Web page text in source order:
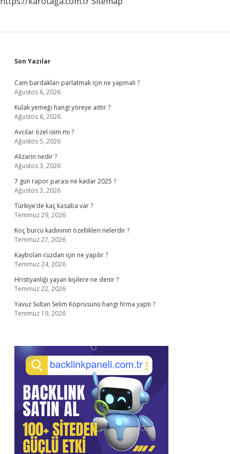
Sidebar
Son Yazılar
Cam bardakları parlatmak için ne yapmalı ?
Ağustos 6, 2026
Kulak yemeği hangi yöreye aittir ?
Ağustos 6, 2026
Avcılar özel isim mi ?
Ağustos 5, 2026
Alizarin nedir ?
Ağustos 3, 2026
7 gün rapor parası ne kadar 2025 ?
Ağustos 3, 2026
Türkiye’de kaç kasaba var ?
Temmuz 29, 2026
Koç burcu kadınının özellikleri nelerdir ?
Temmuz 27, 2026
Kaybolan cüzdan için ne yapılır ?
Temmuz 24, 2026
Hristiyanlığı yayan kişilere ne denir ?
Temmuz 22, 2026
Yavuz Sultan Selim Köprüsünü hangi firma yaptı ?
Temmuz 19, 2026